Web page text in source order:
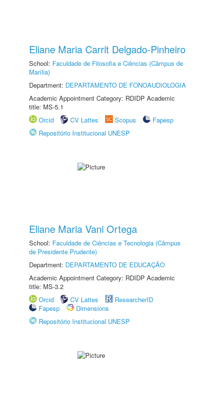
Eliane Maria Carrit Delgado-Pinheiro
School: Faculdade de Filosofia e Ciências (Câmpus de
Marília)
Department: DEPARTAMENTO DE FONOAUDIOLOGIA
Academic Appointment Category: RDIDP Academic
title: MS-5.1
Orcid
CV Lattes Scopus
Fapesp
Repositório Institucional UNESP
Eliane Maria Vani Ortega
School: Faculdade de Ciências e Tecnologia (Câmpus
de Presidente Prudente)
Department: DEPARTAMENTO DE EDUCAÇÃO
Academic Appointment Category: RDIDP Academic
title: MS-3.2
Orcid
CV Lattes
ResearcherID
Fapesp
Dimensions
Repositório Institucional UNESP